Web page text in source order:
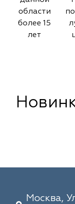
области
более 15
лет
Москва,